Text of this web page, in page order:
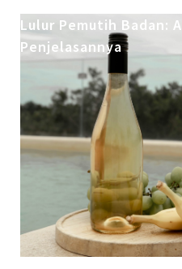
Lulur Pemutih Badan:
Penjelasannya